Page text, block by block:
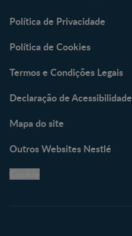
Política de Privacidade
Política de Cookies
Termos e Condições Legais
Declaração de Acessibilidade
Mapa do site
Outros Websites Nestlé